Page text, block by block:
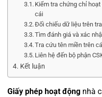
Kiểm tra chứng chỉ
cái
Đối chiếu dữ liệu trên
Tìm đánh giá và xác
Tra cứu tên miền trên
Liên hệ đến bộ phận
Kết luận
Giấy phép hoạt động nhà